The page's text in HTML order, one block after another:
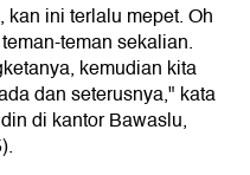
ini terlalu mepet. Oh
teman sekalian.
kemudian kita
dan seterusnya," kata
di kantor Bawaslu,